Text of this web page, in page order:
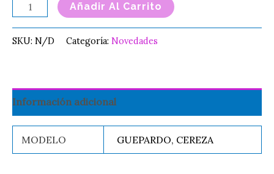
Añadir Al Carrito
SKU: N/D Categoría: Novedades
Información adicional
MODELO GUEPARDO, CEREZA